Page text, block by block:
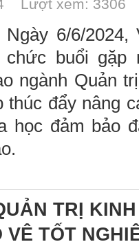
Lượt xem: 3306
Ngày 6/6/
chức buổi gặp
ngành Quản
thúc đẩy nâng
học đảm bảo
TRỊ
VỆ TỐT